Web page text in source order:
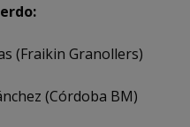
(Fraikin Granollers)
(Córdoba BM)